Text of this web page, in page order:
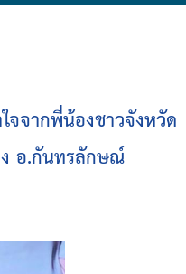
จากพี่น้องชาวจังหวัด
ง อ.กันทรลักษณ์